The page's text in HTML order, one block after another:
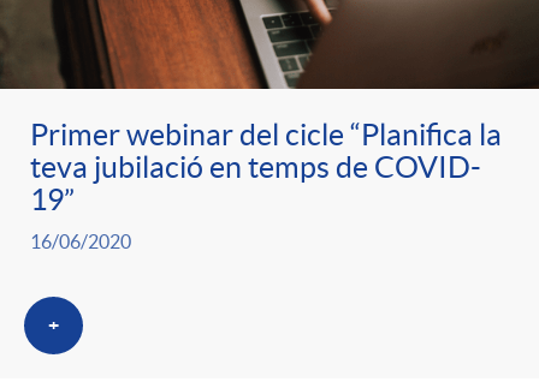
Primer webinar del cicle “Planifica la
teva jubilació en temps de COVID-
19”
16/06/2020
+